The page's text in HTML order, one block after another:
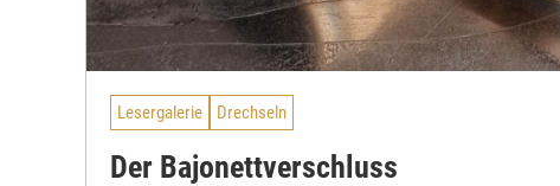
Lesergalerie Drechseln
Der Bajonettverschluss